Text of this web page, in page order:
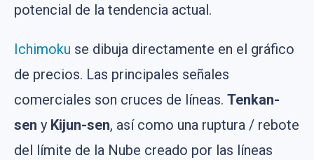
potencial de la tendencia actual.
Ichimoku se dibuja directamente en el gráfico
de precios. Las principales señales
comerciales son cruces de líneas. Tenkan-
sen y Kijun-sen, así como una ruptura / rebote
del límite de la Nube creado por las líneas